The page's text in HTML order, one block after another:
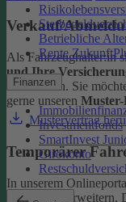
Betriebliche
Rente
Finanzen
Investmentfonds
SmartInvest
Girokonto
Verkauf/
Als Fahrzeughalter:in
und Ihre
informieren. Sie
gerne unseren
Mustervertrag
Temporärer
In unserem
Fahrerkreis